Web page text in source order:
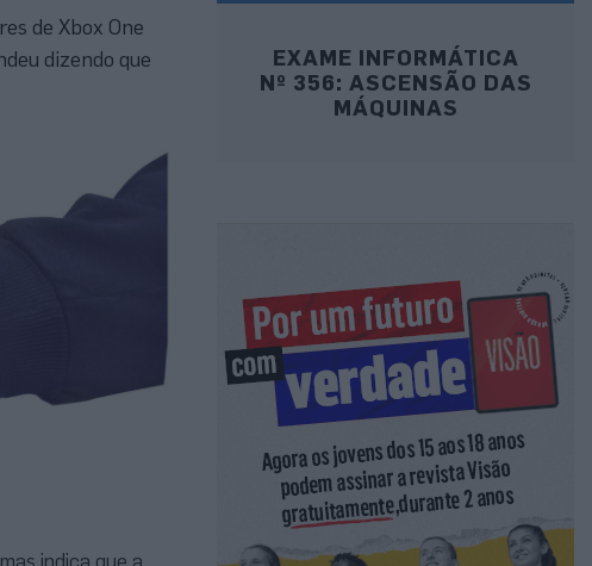
de Xbox One
dizendo que
indica que a
EXAME INFORMÁTICA
Nº 356: ASCENSÃO DAS
MÁQUINAS